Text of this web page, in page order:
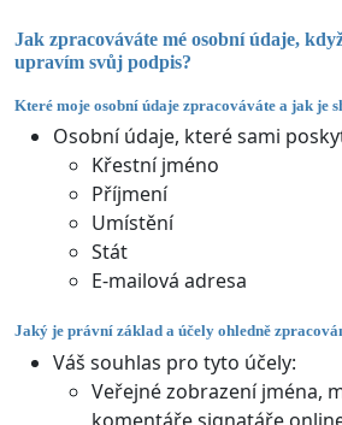
Jak zpracováváte mé osobní údaje,
upravím svůj podpis?
Které moje osobní údaje zpracováváte a jak je
Osobní údaje, které sami
Křestní jméno
Příjmení
Umístění
Stát
E-mailová adresa
Jaký je právní základ a účely ohledně
Váš souhlas pro tyto účely:
Veřejné zobrazení jména,